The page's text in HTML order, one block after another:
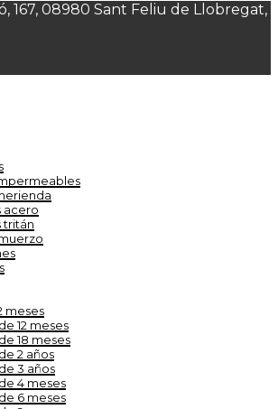
167, 08980 Sant Feliu de Llobregat,
acero
tritán
meses
12 meses
18 meses
2 años
3 años
4 meses
6 meses